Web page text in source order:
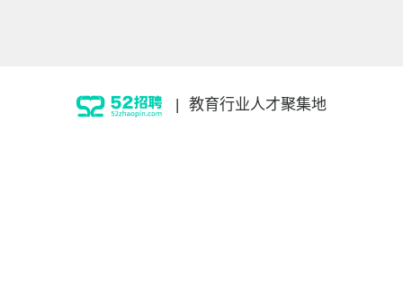
教育行业人才聚集地